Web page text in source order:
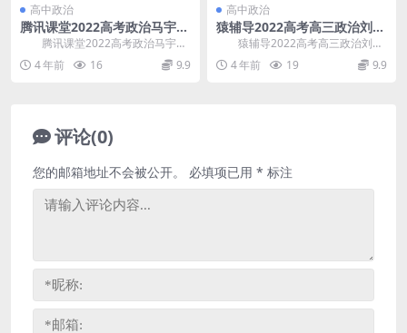
高中政治
腾讯课堂2022高考政治马宇轩
三轮百日冲刺——押题模考春
季直播 百度网盘分享
腾讯课堂2022高考政治马宇轩
三轮百日冲刺——押题模考春季直
播，百度网盘分享...
4 年前 16 9.9
高中政治
猿辅导2022高考高三政治刘佳
彬春季旧教材班 网盘分享
猿辅导2022高考高三政治刘佳
彬春季旧教材班，网盘分享高考政
治复习课程16....
4 年前 19 9.9
评论(0)
您的邮箱地址不会被公开。 必填项已用 * 标注